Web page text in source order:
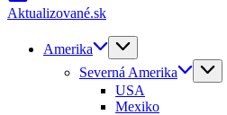
Aktualizované.sk
Amerika
Severná Amerika
USA
Mexiko